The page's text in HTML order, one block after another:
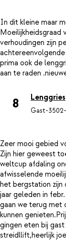
In dit kleine maar
Moeilijkheidsgraad
verhoudingen zijn
achtereenvolgende
prima ook de
8 Lenggries
Gast-35
Zeer mooi gebied
Zijn hier geweest
weltcup afdaling
afwisselende
het bergstation zijn
jaar geleden in
gaan we terug met
kunnen
gingen eten bij
streidllift,heerlijk